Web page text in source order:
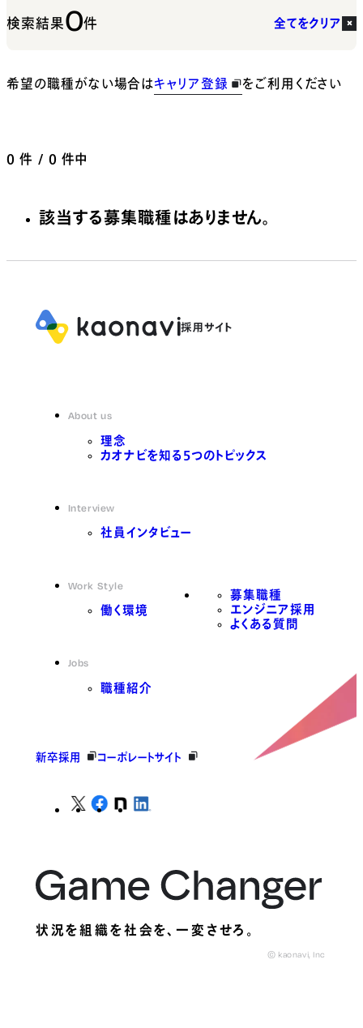
検索結果0件 全てをクリア
希望の職種がない場合はキャリア登録 をご利用ください
0 件 / 0 件中
該当する募集職種はありません。
About us
理念
カオナビを知る5つのトピックス
Interview
社員インタビュー
Work Style
働く環境
Jobs
職種紹介
募集職種
エンジニア採用
よくある質問
新卒採用 コーポレートサイト
状況を組織を社会を、一変させろ。
© kaonavi, Inc